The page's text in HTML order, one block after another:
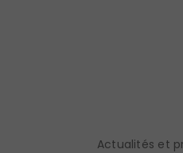
Actualités et